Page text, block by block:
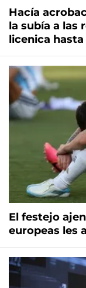
Hacía
la subía a las
licenica hasta
El festejo
europeas les